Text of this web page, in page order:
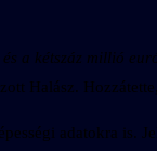
és a kétszáz millió
Halász.
adatokra is.